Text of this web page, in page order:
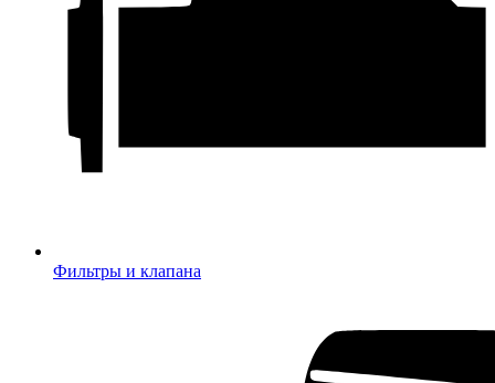
Фильтры и клапана